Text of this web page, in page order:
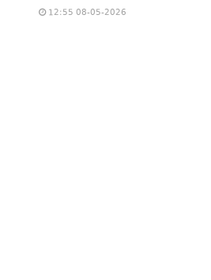
12:55 08-05-2026